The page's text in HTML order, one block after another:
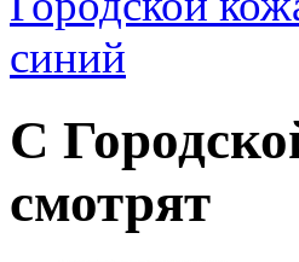
синий
С
смотрят